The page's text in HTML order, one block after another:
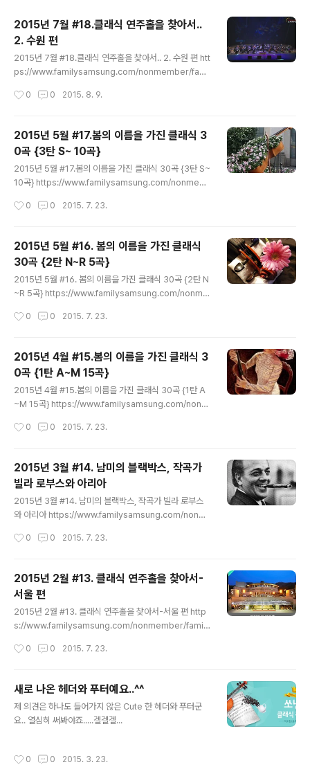
2015년 7월 #18.클래식 연주홀을 찾아서..
2. 수원 편
2015년 7월 #18.클래식 연주홀을 찾아서.. 2. 수원 편 htt
ps://www.familysamsung.com/nonmember/fami
sort=id&order=desc 안녕하세요. 오랜만에 클래식 까
으로 6월 칼럼은 쉬고 다시 돌아왔습니다. 혹시나 기다리
셨던 분이 계셨다면 ..
0 0 2015. 8. 9.
2015년 5월 #17.봄의 이름을 가진 클래식 3
0곡 {3탄 S~ 10곡}
2015년 5월 #17.봄의 이름을 가진 클래식 30곡 {3탄 S~
10곡} https://www.familysamsung.com/nonmem
ge=10&sort=id&order=desc 안녕하세요. “봄”이란
을 가지고 돌아온 쏘냥입니다^^ 드디어 한편으로 다루려
하다 3부작으로 ..
0 0 2015. 7. 23.
2015년 5월 #16. 봄의 이름을 가진 클래식
30곡 {2탄 N~R 5곡}
2015년 5월 #16. 봄의 이름을 가진 클래식 30곡 {2탄 N
~R 5곡} https://www.familysamsung.com/nonme
age=10&sort=id&order=desc 안녕하세요~ 봄이란
냥입니다^^ 오늘은 저번 칼럼에 이어 작곡가 이름을 알파
벳 순으로 나열, N ..
0 0 2015. 7. 23.
2015년 4월 #15.봄의 이름을 가진 클래식 3
0곡 {1탄 A~M 15곡}
2015년 4월 #15.봄의 이름을 가진 클래식 30곡 {1탄 A
~M 15곡} https://www.familysamsung.com/nonm
rPage=10&sort=id&order=desc 안녕하세요 오랜
며 나른해져서 그런지 역시 봄이 왔고 춘곤증이 제 몸을 점
령했구나 싶네요^^ 클..
0 0 2015. 7. 23.
2015년 3월 #14. 남미의 블랙박스, 작곡가
빌라 로부스와 아리아
2015년 3월 #14. 남미의 블랙박스, 작곡가 빌라 로부스
와 아리아 https://www.familysamsung.com/nonm
rPage=10&sort=id&order=desc 안녕하세요. 한 달
우선 제 귀국 독주회에 와주신 많은 독자 분들께도 감사드
립니다^^ 독주..
0 0 2015. 7. 23.
2015년 2월 #13. 클래식 연주홀을 찾아서-
서울 편
2015년 2월 #13. 클래식 연주홀을 찾아서-서울 편 http
s://www.familysamsung.com/nonmember/family
ort=id&order=desc 안녕하세요. 7기 칼럼니스트에서
놓기 일보 직전..
0 0 2015. 7. 23.
새로 나온 헤더와 푸터예요..^^
제 의견은 하나도 들어가지 않은 Cute 한 헤더와 푸터군
요.. 열심히 써봐야죠.....겔겔겔...
0 0 2015. 3. 23.